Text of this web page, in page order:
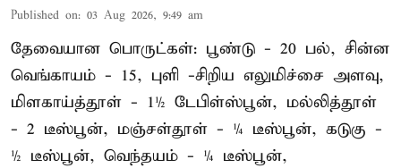
Published on: 03 Aug 2026, 9:49 am
தேவையான பொருட்கள்: பூண்டு - 20 பல், சின்ன
வெங்காயம் - 15, புளி -சிறிய எலுமிச்சை அளவு,
மிளகாய்த்தூள் - 1½ டேபிள்ஸ்பூன், மல்லித்தூள்
- 2 டீஸ்பூன், மஞ்சள்தூள் - ¼ டீஸ்பூன், கடுகு -
½ டீஸ்பூன், வெந்தயம் - ¼ டீஸ்பூன்,